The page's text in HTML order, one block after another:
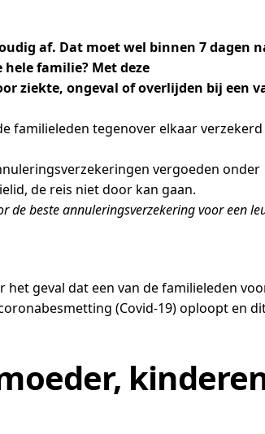
af. Dat moet wel binnen 7 dagen
familie? Met deze
ziekte, ongeval of overlijden bij een
familieleden tegenover elkaar verzekerd
vergoeden onder
de reis niet door kan gaan.
de beste annuleringsverzekering voor een
geval dat een van de familieleden
(Covid-19) oploopt en